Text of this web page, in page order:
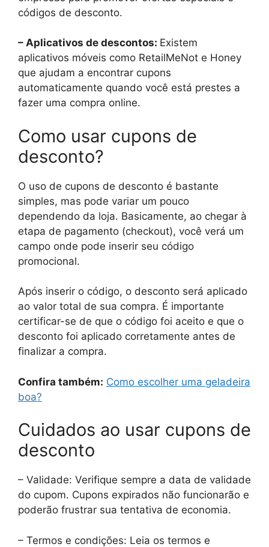
códigos de desconto.
– Aplicativos de descontos: Existem
aplicativos móveis como RetailMeNot e Honey
que ajudam a encontrar cupons
automaticamente quando você está prestes a
fazer uma compra online.
Como usar cupons de
desconto?
O uso de cupons de desconto é bastante
simples, mas pode variar um pouco
dependendo da loja. Basicamente, ao chegar à
etapa de pagamento (checkout), você verá um
campo onde pode inserir seu código
promocional.
Após inserir o código, o desconto será aplicado
ao valor total de sua compra. É importante
certificar-se de que o código foi aceito e que o
desconto foi aplicado corretamente antes de
finalizar a compra.
Confira também: Como escolher uma geladeira
boa?
Cuidados ao usar cupons de
desconto
– Validade: Verifique sempre a data de validade
do cupom. Cupons expirados não funcionarão e
poderão frustrar sua tentativa de economia.
– Termos e condições: Leia os termos e